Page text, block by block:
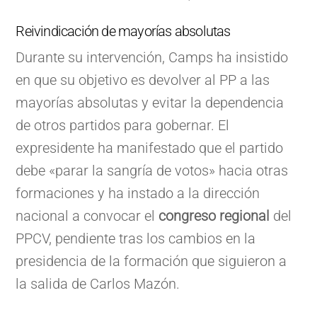
Reivindicación de mayorías absolutas
Durante su intervención, Camps ha insistido
en que su objetivo es devolver al PP a las
mayorías absolutas y evitar la dependencia
de otros partidos para gobernar. El
expresidente ha manifestado que el partido
debe «parar la sangría de votos» hacia otras
formaciones y ha instado a la dirección
nacional a convocar el congreso regional del
PPCV, pendiente tras los cambios en la
presidencia de la formación que siguieron a
la salida de Carlos Mazón.